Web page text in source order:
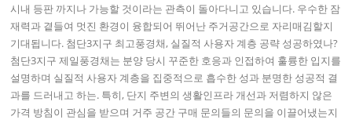
시내 등판 까지나 가능할 것이라는 관측이 돌아다니고 있습니다. 우수한 잠
재력과 곁들여 멋진 환경이 융합되어 뛰어난 주거공간으로 자리매김할지
기대됩니다. 첨단3지구 최고풍경채, 실질적 사용자 계층 공략 성공하였나?
첨단3지구 제일풍경채는 분양 당시 꾸준한 호응과 인접하여 훌륭한 입지를
설명하며 실질적 사용자 계층을 집중적으로 흡수한 성과 분명한 성공적 결
과를 드러내고 하는. 특히, 단지 주변의 생활인프라 개선과 저렴하지 않은
가격 방침이 관심을 받으며 거주 공간 구매 문의들의 문의을 이끌어냈는지